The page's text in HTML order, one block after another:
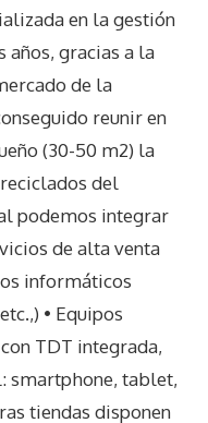
en la gestión
años, gracias a la
de la
reunir en
(30-50 m2) la
del
podemos integrar
de alta venta
informáticos
• Equipos
TDT integrada,
smartphone, tablet,
tiendas disponen